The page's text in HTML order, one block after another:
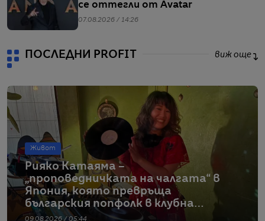
се оттегли от Avatar
07.08.2026 / 14:26
ПОСЛЕДНИ PROFIT виж още
Живот
Рияко Катаяма –
„проповедничката на чалгата“ в
Япония, която превръща
българския попфолк в клубна
екзотика
09.08.2026 / 05:44